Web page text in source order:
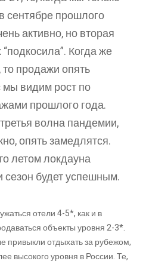
сентябре прошлого
активно, но вторая
Когда же
продажи опять
видим рост по
прошлого года.
волна пандемии,
опять замедлятся.
летом локдауна
сезон будет успешным.
отели 4-5*, как и в
объекты уровня 2-3*.
привыкли отдыхать за рубежом,
высокого уровня в России. Те,